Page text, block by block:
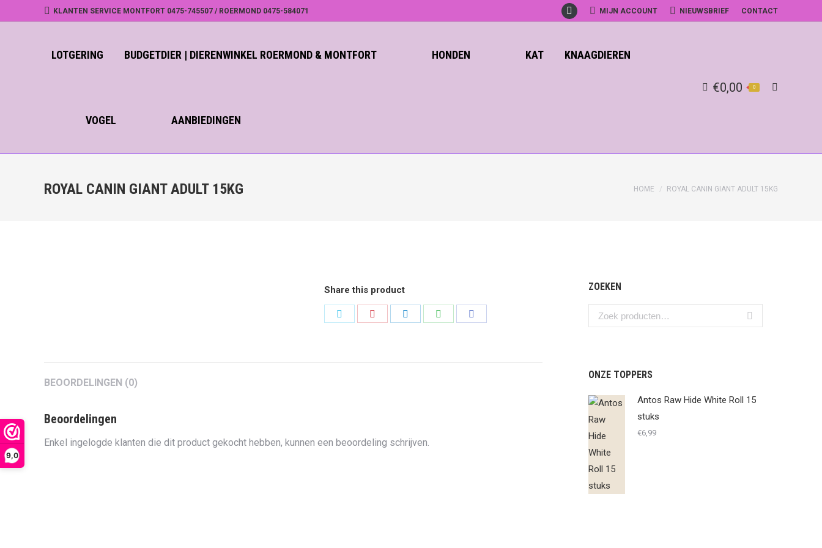
9,0
KLANTEN SERVICE MONTFORT 0475-745507 / ROERMOND 0475-584071
Facebook
MIJN ACCOUNT NIEUWSBRIEF CONTACT
LOTGERING BUDGETDIER | DIERENWINKEL ROERMOND & MONTFORT HONDEN KAT KNAAGDIEREN
VOGEL AANBIEDINGEN
€0,00 0 Search:
ROYAL CANIN GIANT ADULT 15KG HOME ROYAL CANIN GIANT ADULT 15KG
Share this product
BEOORDELINGEN (0)
Beoordelingen
Enkel ingelogde klanten die dit product gekocht hebben, kunnen een beoordeling schrijven.
ZOEKEN
ONZE TOPPERS
Antos Raw Hide White Roll 15
stuks
€6,99